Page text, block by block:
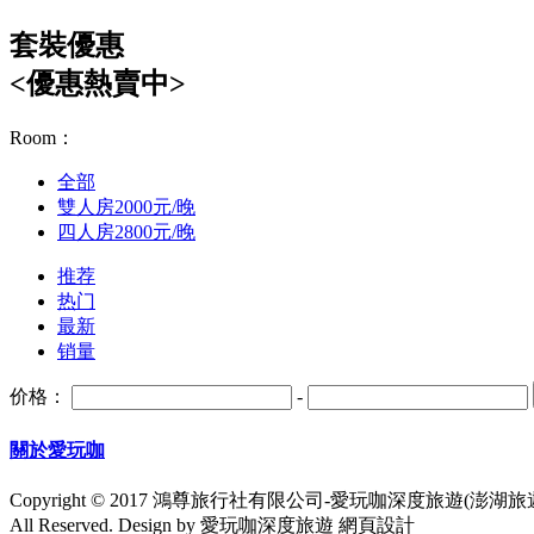
套裝優惠
<優惠熱賣中>
Room：
全部
雙人房2000元/晚
四人房2800元/晚
推荐
热门
最新
销量
价格： -
關於愛玩咖
Copyright © 2017 鴻尊旅行社有限公司-愛玩咖深度旅遊(澎湖旅
All Reserved. Design by 愛玩咖深度旅遊 網頁設計